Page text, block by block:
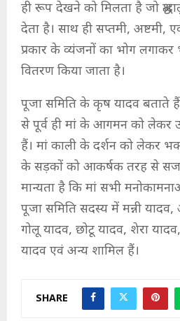
ही रूप देखने को मिलता है जो
देता है। साथ ही सप्तमी, अष्टमी,
प्रकार के व्यंजनों का भोग लगाकर
वितरण किया जाता है।
पूजा समिति के कृष यादव बताते
से पूर्व ही मां के आगमन को लेकर
हैं। मां काली के दर्शन को लेकर
के सड़कों को आकर्षक तरह से
मान्यता है कि मां सभी
पूजा समिति सदस्य में मन्नी
गोलू यादव, छोटू यादव, शेरा
यादव एवं अन्य शामिल हैं।
SHARE